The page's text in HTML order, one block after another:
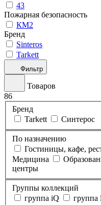
43
Пожарная безопасность
КМ2
Бренд
Sinteros
Tarkett
Фильтр
Товаров
86
Бренд
Tarkett
Синтерос
По назначению
Гостиницы, кафе,
Медицина
центры
Группы коллекций
группа iQ
группа